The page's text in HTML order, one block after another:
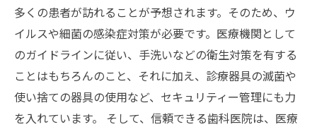
多くの患者が訪れることが予想されます。そのため、ウ
イルスや細菌の感染症対策が必要です。医療機関として
のガイドラインに従い、手洗いなどの衛生対策を有する
ことはもちろんのこと、それに加え、診療器具の滅菌や
使い捨ての器具の使用など、セキュリティー管理にも力
を入れています。 そして、信頼できる歯科医院は、医療